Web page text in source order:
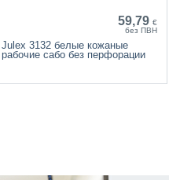
59,79 €
без ПВН
Julex 3132 белые кожаные
рабочие сабо без перфорации